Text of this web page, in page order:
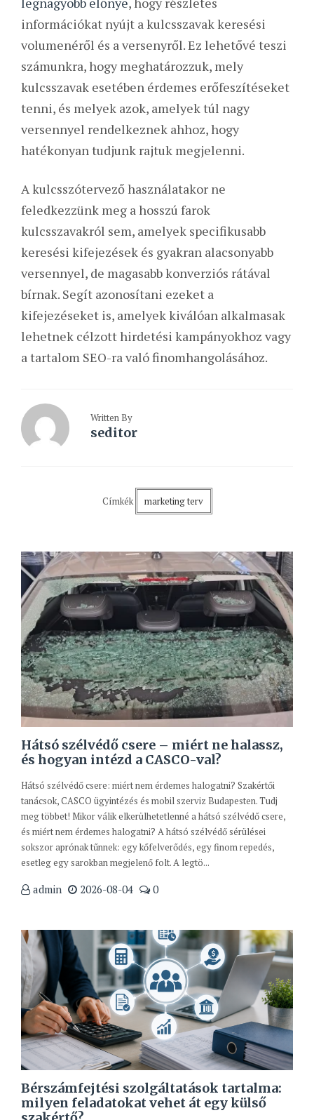
információkat nyújt a kulcsszavak keresési
volumenéről és a versenyről. Ez lehetővé teszi
számunkra, hogy meghatározzuk, mely
kulcsszavak esetében érdemes erőfeszítéseket
tenni, és melyek azok, amelyek túl nagy
versennyel rendelkeznek ahhoz, hogy
hatékonyan tudjunk rajtuk megjelenni.
A kulcsszótervező használatakor ne
feledkezzünk meg a hosszú farok
kulcsszavakról sem, amelyek specifikusabb
keresési kifejezések és gyakran alacsonyabb
versennyel, de magasabb konverziós rátával
bírnak. Segít azonosítani ezeket a
kifejezéseket is, amelyek kiválóan alkalmasak
lehetnek célzott hirdetési kampányokhoz vagy
a tartalom SEO-ra való finomhangolásához.
Written By
seditor
Címkék marketing terv
Hátsó szélvédő csere – miért ne halassz,
és hogyan intézd a CASCO-val?
Hátsó szélvédő csere: miért nem érdemes halogatni? Szakértői
tanácsok, CASCO ügyintézés és mobil szerviz Budapesten. Tudj
meg többet! Mikor válik elkerülhetetlenné a hátsó szélvédő csere,
és miért nem érdemes halogatni? A hátsó szélvédő sérülései
sokszor aprónak tűnnek: egy kőfelverődés, egy finom repedés,
esetleg egy sarokban megjelenő folt. A legtö...
admin 2026-08-04 0
Bérszámfejtési szolgáltatások tartalma:
milyen feladatokat vehet át egy külső